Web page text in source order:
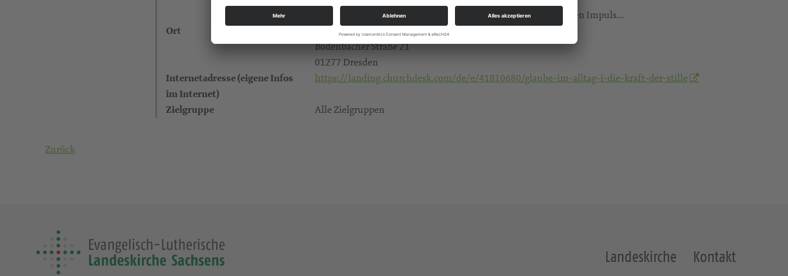
Im ersten Teil "Kraft der Stille" schweigen wir nach einem kurzen Impuls...
Ort
Gruna, Thomaskirche
Bodenbacher Straße 21
01277 Dresden
Internetadresse (eigene Infos
im Internet)
https://landing.churchdesk.com/de/e/41810680/glaube-im-alltag-i-die-kraft-der-stille
Zielgruppe Alle Zielgruppen
Zurück
Landeskirche Kontakt